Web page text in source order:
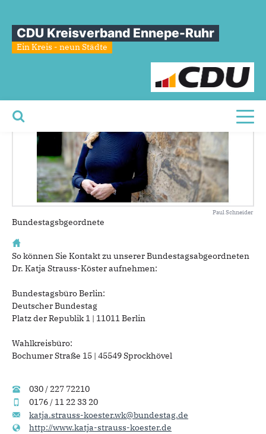
CDU Kreisverband Ennepe-Ruhr
Ein Kreis - neun Städte
Sie sind hier
Dr.KatjaStrauss-KösterMdB
Paul Schneider
Bundestagsbgeordnete
So können Sie Kontakt zu unserer Bundestagsabgeordneten
Dr. Katja Strauss-Köster aufnehmen:
Bundestagsbüro Berlin:
Deutscher Bundestag
Platz der Republik 1 | 11011 Berlin
Wahlkreisbüro:
Bochumer Straße 15 | 45549 Sprockhövel
030 / 227 72210
0176 / 11 22 33 20
katja.strauss-koester.wk@bundestag.de
http://www.katja-strauss-koester.de